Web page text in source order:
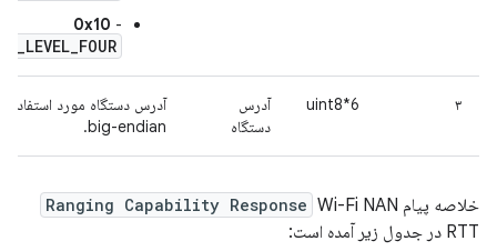
0x10 -
۳ uint8*6
آدرس
دستگاه
big-endian.
خلاصه پیام Ranging Capability Response Wi-Fi NAN
RTT در جدول زیر آمده است: